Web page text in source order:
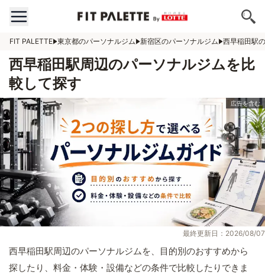
FIT PALETTE 東京都のパーソナルジム 新宿区のパーソナルジム 西早稲田駅
西早稲田駅周辺のパーソナルジムを比
較して探す
最終更新日：2026/08/07
西早稲田駅周辺のパーソナルジムを、目的別のおすすめから
探したり、料金・体験・設備などの条件で比較したりできま